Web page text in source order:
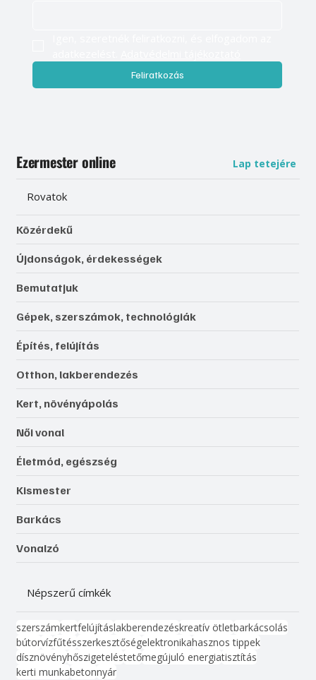
Feliratkozás
Ezermester online Lap tetejére
Rovatok
Közérdekű
Újdonságok, érdekességek
Bemutatjuk
Gépek, szerszámok, technológiák
Építés, felújítás
Otthon, lakberendezés
Kert, növényápolás
Női vonal
Életmód, egészség
Kismester
Barkács
Vonalzó
Népszerű címkék
szerszámkertfelújításlakberendezéskreatív ötletbarkácsolás
bútorvízfűtésszerkesztőségelektronikahasznos tippek
dísznövényhőszigeteléstetőmegújuló energiatisztítás
kerti munkabetonnyár